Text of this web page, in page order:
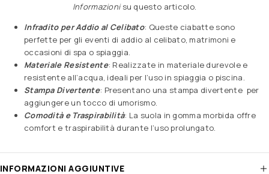
Informazionisu questo articolo.
Infradito per Addio al Celibato: Queste ciabatte sono
perfette per gli eventi di addio al celibato, matrimoni e
occasioni di spa o spiaggia.
Materiale Resistente: Realizzate in materiale durevole e
resistente all’acqua, ideali per l’uso in spiaggia o piscina.
Stampa Divertente: Presentano una stampa divertente per
aggiungere un tocco di umorismo.
Comodità e Traspirabilità: La suola in gomma morbida offre
comfort e traspirabilità durante l’uso prolungato.
INFORMAZIONI AGGIUNTIVE